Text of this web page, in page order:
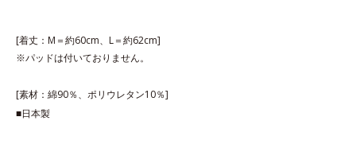
[着丈：M＝約60cm、L＝約62cm]
※パッドは付いておりません。
[素材：綿90％、ポリウレタン10％]
■日本製